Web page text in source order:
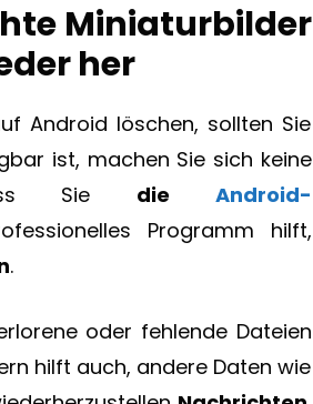
Miniaturbilder
her
Android löschen, sollten Sie
ist, machen Sie sich keine
Sie die Android-
Programm hilft,
.
oder fehlende Dateien
hilft auch, andere Daten wie